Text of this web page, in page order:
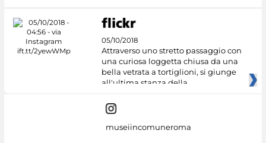
05/10/2018
Attraverso uno stretto passaggio con
una curiosa loggetta chiusa da una
bella vetrata a tortiglioni, si giunge
all'ultima stanza della
museiincomuneroma